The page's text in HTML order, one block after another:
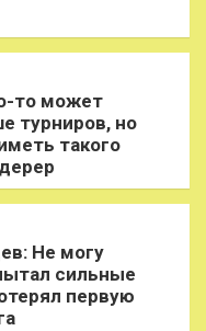
то может
турниров, но
такого
Не могу
сильные
первую